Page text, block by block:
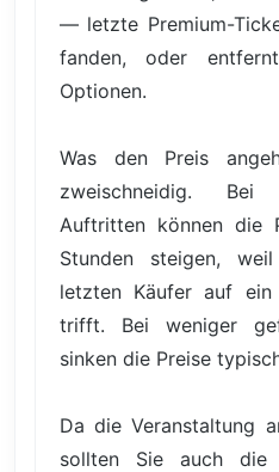
— letzte Premium-
fanden, oder
Optionen.
Was den Preis
zweischneidig.
Auftritten können die
Stunden steigen,
letzten Käufer auf ein
trifft. Bei weniger
sinken die Preise
Da die Veranstaltung
sollten Sie auch die